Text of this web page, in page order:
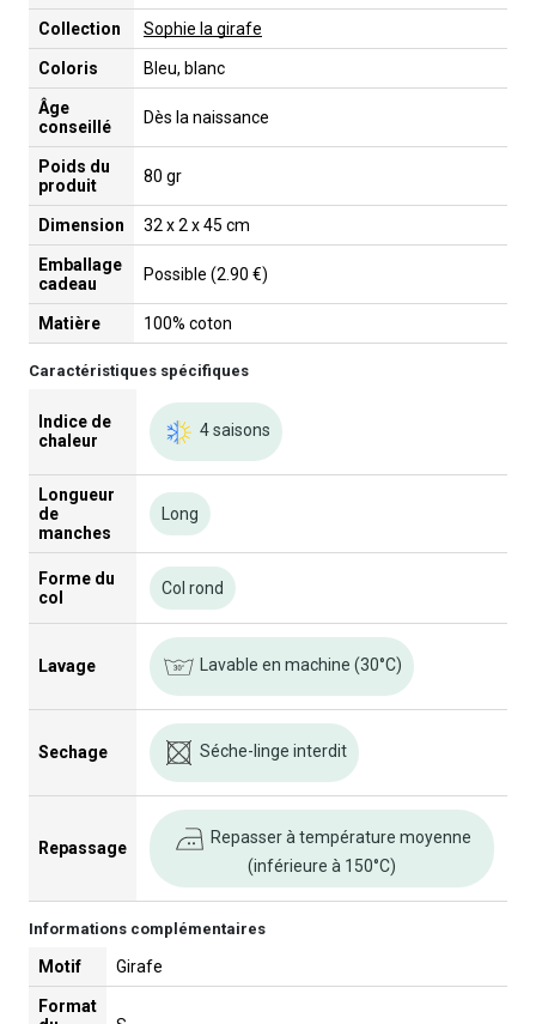
Collection Sophie la girafe
Coloris Bleu, blanc
Âge
conseillé
Dès la naissance
Poids du
produit
80 gr
Dimension 32 x 2 x 45 cm
Emballage
cadeau
Possible (2.90 €)
Matière 100% coton
Caractéristiques spécifiques
Indice de
chaleur
4 saisons
Longueur
de
manches
Long
Forme du
col
Col rond
Lavage Lavable en machine (30°C)
Sechage Séche-linge interdit
Repassage
Repasser à température moyenne
(inférieure à 150°C)
Informations complémentaires
Motif Girafe
Format